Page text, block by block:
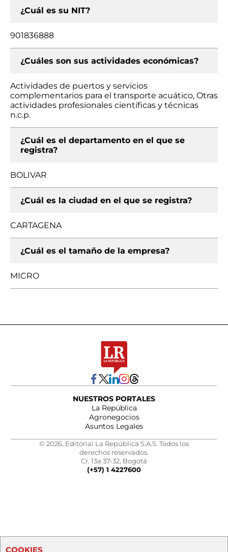
¿Cuál es su NIT?
901836888
¿Cuáles son sus actividades económicas?
Actividades de puertos y servicios
complementarios para el transporte acuático, Otras
actividades profesionales científicas y técnicas
n.c.p.
¿Cuál es el departamento en el que se
registra?
BOLIVAR
¿Cuál es la ciudad en el que se registra?
CARTAGENA
¿Cuál es el tamaño de la empresa?
MICRO
NUESTROS PORTALES
La República
Agronegocios
Asuntos Legales
© 2026, Editorial La República S.A.S. Todos los
derechos reservados.
Cr. 13a 37-32, Bogotá
(+57) 1 4227600
COOKIES